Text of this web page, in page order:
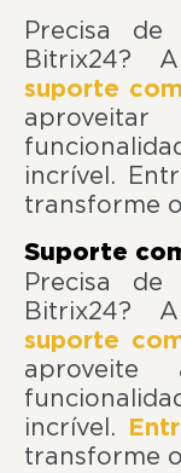
Precisa
Bitrix24?
suporte
incrível.
transforme
Suporte
Precisa
Bitrix24?
suporte
incrível.
transforme